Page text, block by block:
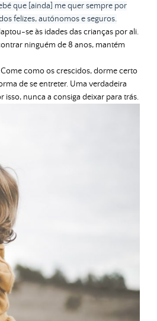
que [ainda] me quer sempre por
felizes, autónomos e seguros.
se às idades das crianças por ali.
ninguém de 8 anos, mantém
como os crescidos, dorme certo
de se entreter. Uma verdadeira
isso, nunca a consiga deixar para trás.